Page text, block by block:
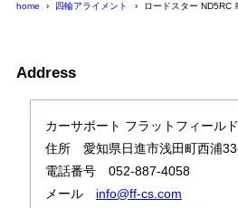
home 四輪アライメント ロードスター ND5RC
Address
カーサポート フラットフィールド
住所 愛知県日進市浅田町西浦
電話番号 052-887-4058
メール info@ff-cs.com